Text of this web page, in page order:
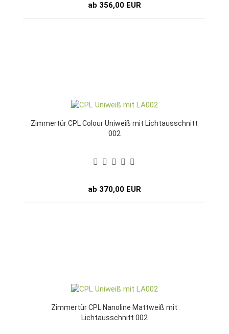
ab 356,00 EUR
Zimmertür CPL Colour Uniweiß mit Lichtausschnitt
002
ab 370,00 EUR
Zimmertür CPL Nanoline Mattweiß mit
Lichtausschnitt 002